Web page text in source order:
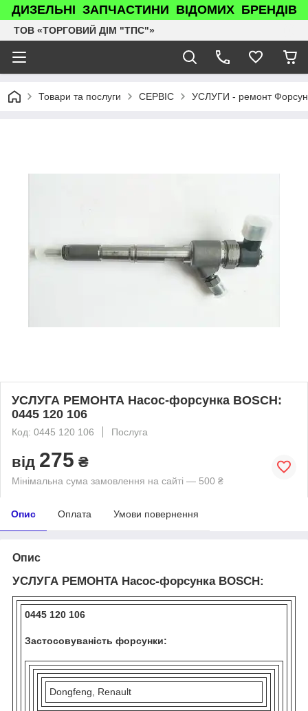
ДИЗЕЛЬНІ ЗАПЧАСТИНИ ВІДОМИХ БРЕНДІВ
ТОВ «ТОРГОВИЙ ДІМ "ТПС"»
Товари та послуги СЕРВІС УСЛУГИ - ремонт
УСЛУГА РЕМОНТА Насос-форсунка BOSCH:
0445 120 106
Код: 0445 120 106 Послуга
від 275 ₴
Мінімальна сума замовлення на сайті — 500 ₴
Опис Оплата Умови повернення
Опис
УСЛУГА РЕМОНТА Насос-форсунка BOSCH:
0445 120 106
Застосовуваність форсунки:
Dongfeng, Renault